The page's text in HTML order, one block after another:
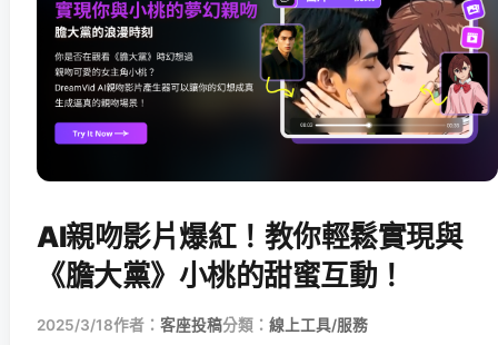
AI親吻影片爆紅！教你輕鬆實現與
《膽大黨》小桃的甜蜜互動！
2025/3/18作者： 客座投稿分類： 線上工具/服務